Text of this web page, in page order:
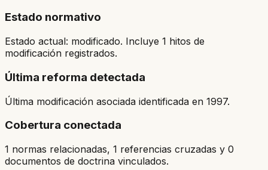
Estado normativo
Estado actual: modificado. Incluye 1 hitos de
modificación registrados.
Última reforma detectada
Última modificación asociada identificada en 1997.
Cobertura conectada
1 normas relacionadas, 1 referencias cruzadas y 0
documentos de doctrina vinculados.